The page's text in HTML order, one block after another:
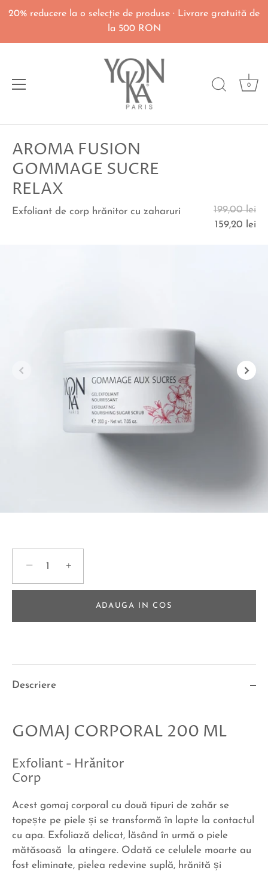
continut
20% reducere la o selecţie de produse · Livrare gratuită de
la 500 RON
0
AROMA FUSION
GOMMAGE SUCRE
RELAX
Exfoliant de corp hrănitor cu zaharuri
199,00 lei
159,20 lei
− +
ADAUGA IN COS
Descriere
GOMAJ CORPORAL 200 ML
Exfoliant - Hrănitor
Corp
Acest gomaj corporal cu două tipuri de zahăr se
topește pe piele și se transformă în lapte la contactul
cu apa. Exfoliază delicat, lăsând în urmă o piele
mătăsoasă la atingere. Odată ce celulele moarte au
fost eliminate, pielea redevine suplă, hrănită și